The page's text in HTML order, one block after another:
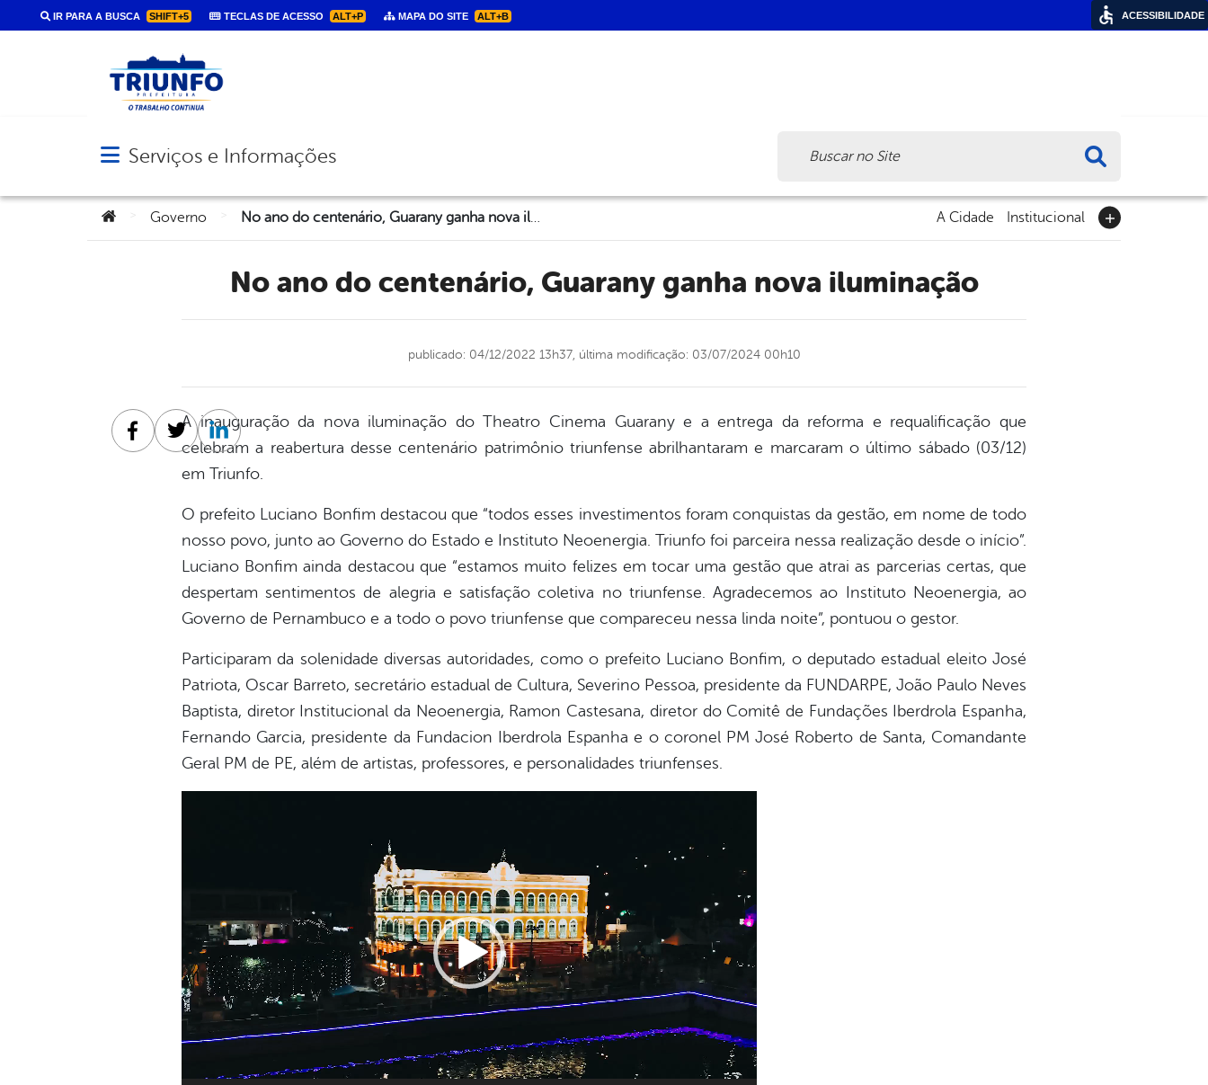
IR PARA A BUSCA SHIFT+5 TECLAS DE ACESSO ALT+P MAPA DO SITE ALT+B
Abrir menu principal de navegação
Serviços e Informações
Você está aqui:
Governo No ano do centenário, Guarany ganha nova iluminação A Cidade Institucional
No ano do centenário, Guarany ganha nova iluminação
publicado: 04/12/2022 13h37, última modificação: 03/07/2024 00h10
A inauguração da nova iluminação do Theatro Cinema Guarany e a entrega da reforma e requalificação que
celebram a reabertura desse centenário patrimônio triunfense abrilhantaram e marcaram o último sábado (03/12)
em Triunfo.
O prefeito Luciano Bonfim destacou que “todos esses investimentos foram conquistas da gestão, em nome de todo
nosso povo, junto ao Governo do Estado e Instituto Neoenergia. Triunfo foi parceira nessa realização desde o início”.
Luciano Bonfim ainda destacou que “estamos muito felizes em tocar uma gestão que atrai as parcerias certas, que
despertam sentimentos de alegria e satisfação coletiva no triunfense. Agradecemos ao Instituto Neoenergia, ao
Governo de Pernambuco e a todo o povo triunfense que compareceu nessa linda noite”, pontuou o gestor.
Participaram da solenidade diversas autoridades, como o prefeito Luciano Bonfim, o deputado estadual eleito José
Patriota, Oscar Barreto, secretário estadual de Cultura, Severino Pessoa, presidente da FUNDARPE, João Paulo Neves
Baptista, diretor Institucional da Neoenergia, Ramon Castesana, diretor do Comitê de Fundações Iberdrola Espanha,
Fernando Garcia, presidente da Fundacion Iberdrola Espanha e o coronel PM José Roberto de Santa, Comandante
Geral PM de PE, além de artistas, professores, e personalidades triunfenses.
Facebook
TwitterLinkedin
ACESSIBILIDADE